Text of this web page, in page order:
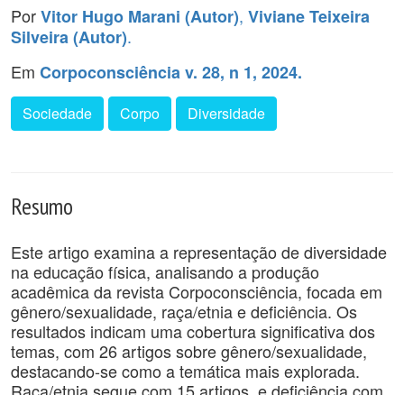
PorVitor Hugo Marani (Autor), Viviane Teixeira
Silveira (Autor).
Em Corpoconsciência v. 28, n 1, 2024.
Sociedade Corpo Diversidade
Resumo
Este artigo examina a representação de diversidade
na educação física, analisando a produção
acadêmica da revista Corpoconsciência, focada em
gênero/sexualidade, raça/etnia e deficiência. Os
resultados indicam uma cobertura significativa dos
temas, com 26 artigos sobre gênero/sexualidade,
destacando-se como a temática mais explorada.